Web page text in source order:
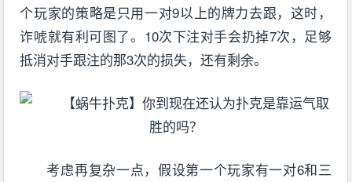
个玩家的策略是只用一对9以上的牌力去跟，这时，
诈唬就有利可图了。10次下注对手会扔掉7次，足够
抵消对手跟注的那3次的损失，还有剩余。
考虑再复杂一点，假设第一个玩家有一对6和三